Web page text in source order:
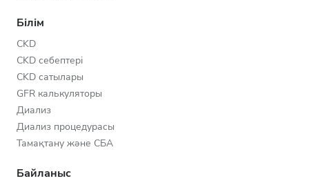
Білім
CKD
CKD себептері
CKD сатылары
GFR калькуляторы
Диализ
Диализ процедурасы
Тамақтану және СБА
Байланыс